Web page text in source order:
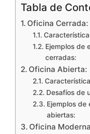
Tabla de
Oficina Cerrada:
Ejemplos de
cerradas:
Oficina Abierta:
Desafíos de
Ejemplos de
abiertas:
Oficina